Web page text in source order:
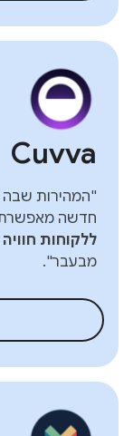
Cuvva
חדשה מאפשרת
ללקוחות
מבעבר".